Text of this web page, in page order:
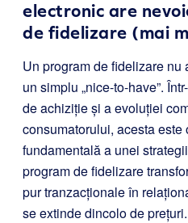
electronic are
de fidelizare (mai
Un program de fidelizare nu
un simplu „nice-to-have”.
de achiziție și a evoluției
consumatorului, acesta este
fundamentală a unei
program de fidelizare
pur tranzacționale în
se extinde dincolo de prețuri.